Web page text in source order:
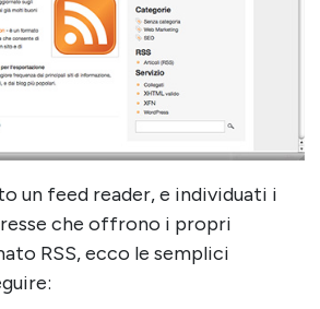
un feed reader, e individuati i
che offrono i propri
RSS, ecco le semplici